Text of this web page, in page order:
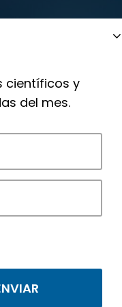
científicos y
del mes.